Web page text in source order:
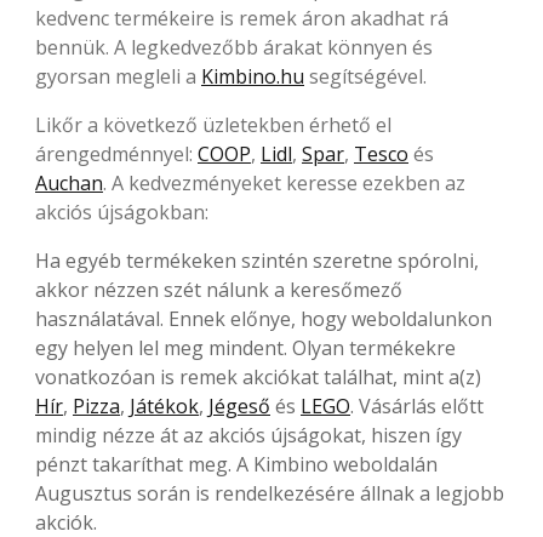
kedvenc termékeire is remek áron akadhat rá
bennük. A legkedvezőbb árakat könnyen és
gyorsan megleli a Kimbino.hu segítségével.
Likőr a következő üzletekben érhető el
árengedménnyel: COOP, Lidl, Spar, Tesco és
Auchan. A kedvezményeket keresse ezekben az
akciós újságokban:
Ha egyéb termékeken szintén szeretne spórolni,
akkor nézzen szét nálunk a keresőmező
használatával. Ennek előnye, hogy weboldalunkon
egy helyen lel meg mindent. Olyan termékekre
vonatkozóan is remek akciókat találhat, mint a(z)
Hír, Pizza, Játékok, Jégeső és LEGO. Vásárlás előtt
mindig nézze át az akciós újságokat, hiszen így
pénzt takaríthat meg. A Kimbino weboldalán
Augusztus során is rendelkezésére állnak a legjobb
akciók.